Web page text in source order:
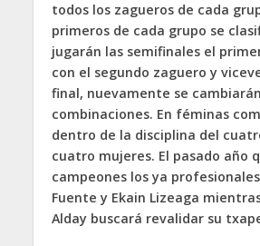
todos los zagueros de cada
primeros de cada grupo se
jugarán las semifinales el
con el segundo zaguero y
final, nuevamente se
combinaciones. En féminas
dentro de la disciplina del
cuatro mujeres. El pasado año
campeones los ya
Fuente y Ekain Lizeaga
Alday buscará revalidar su